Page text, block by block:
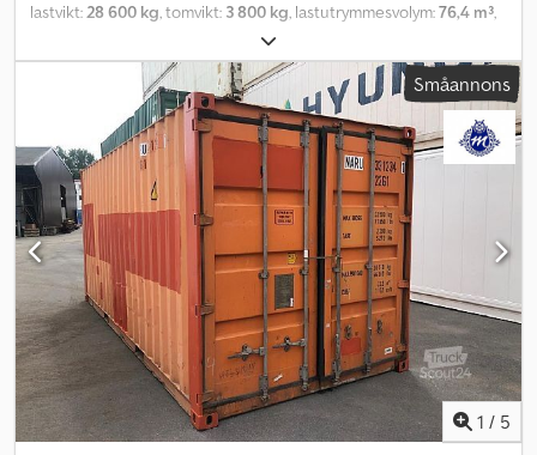
lastvikt:28 600 kg, tomvikt: 3 800 kg, lastutrymmesvolym:76,4 m³,
40-fots lagringscontainer; begagnad Vind- och vattentät
Lättöppnade dubbeldörrar Trägolv Med giltig CSC-skylt Tekniska
data: Yttermått (LxBxH): 12 192 x 2 438 x 2 896 mm Innermått
(LxBxH): 12 032 x 2 352 x 2 698 mm Dörröppning: 2 343 x 2 585 mm
Volym: 76,2 m³ Konstruktion: Stålramkonstruktion som bärande
element, bestående av 4 hörnstolpar (6 mm tjocklek) samt tak-
och golvbalkar (3–4 mm) Väggar av profilerad stålplåt, 2 mm
tjocklek Dubbla dörrblad med runtomgående gummitätning 4
förzinkade dörrreglar 4 ventilationsöppningar i sidoväggarna
under takramen Dkjdpfstp Tbnex Ag Ssr Gaffeltrucksfickor i
golvets längsbalkar (4 mm tjocklek) Golv av belagda träplattor, 28
mm tjocklek Vattenbeständig, byggd enligt ISO-standard
Leverans kan ordnas mot pristillägg. Visning kan ordnas på vår
anläggning i 48465 Schüttorf efter överenskommelse.
Småannons
1 / 5